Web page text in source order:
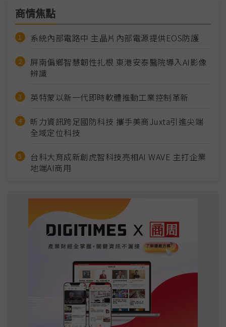
商情焦點
系統內部電路中 主晶片內部電源提供EOS防護
屏南偏鄉智慧韌性扎根 東港安泰醫院導入AI影像
辨識
英特蒙以新一代即時軟體推動工業控制革新
昕力資訊跨足國防科技 攜手美商Juxta引進尖端
全域定位科技
台科大育成新創虎智科技亮相AI WAVE 主打企業
地端AI商用